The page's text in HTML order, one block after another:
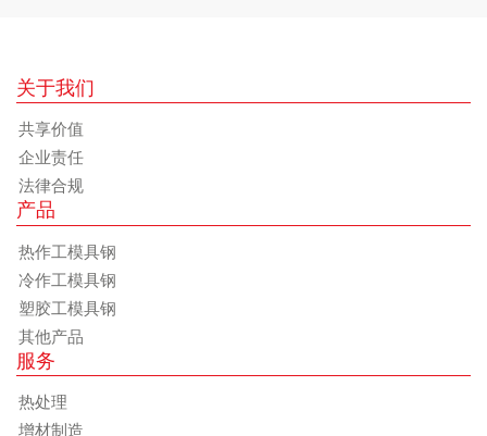
关于我们
共享价值
企业责任
法律合规
产品
热作工模具钢
冷作工模具钢
塑胶工模具钢
其他产品
服务
热处理
增材制造